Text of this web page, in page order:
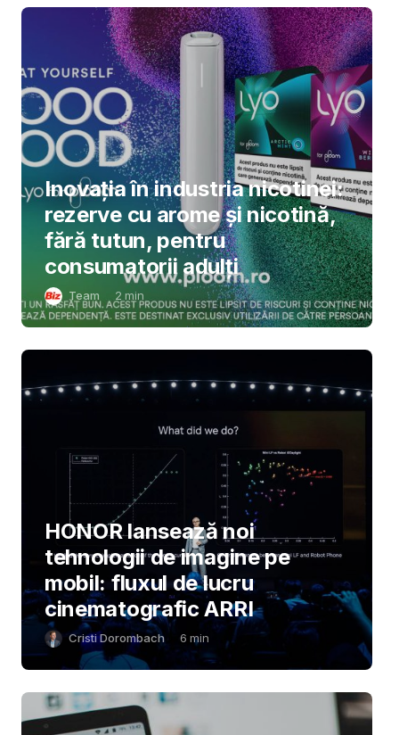
Inovația în industria nicotinei:
rezerve cu arome și nicotină,
fără tutun, pentru
consumatorii adulți
Team 2 min
HONOR lansează noi
tehnologii de imagine pe
mobil: fluxul de lucru
cinematografic ARRI
Cristi Dorombach 6 min